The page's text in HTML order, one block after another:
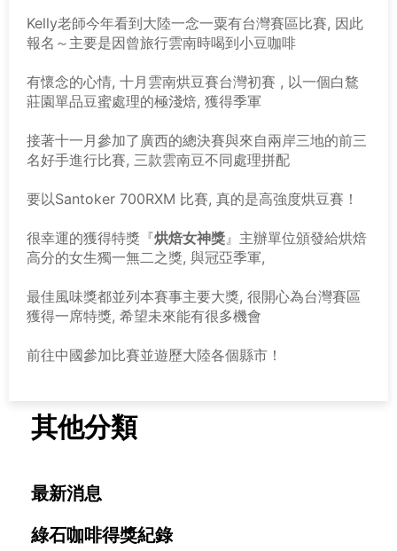
其他分類
最新消息
綠石咖啡得獎紀錄
Kelly老師今年看到大陸一念一粟有台灣賽區比賽, 因此
報名～主要是因曾旅行雲南時喝到小豆咖啡
有懷念的心情, 十月雲南烘豆賽台灣初賽 , 以一個白鶩
莊園單品豆蜜處理的極淺焙, 獲得季軍
接著十一月參加了廣西的總決賽與來自兩岸三地的前三
名好手進行比賽, 三款雲南豆不同處理拼配
要以Santoker 700RXM 比賽, 真的是高強度烘豆賽！
很幸運的獲得特獎『烘焙女神獎 』主辦單位頒發給烘焙
高分的女生獨一無二之獎, 與冠亞季軍,
最佳風味獎都並列本賽事主要大獎, 很開心為台灣賽區
獲得一席特獎, 希望未來能有很多機會
前往中國參加比賽並遊歷大陸各個縣市！